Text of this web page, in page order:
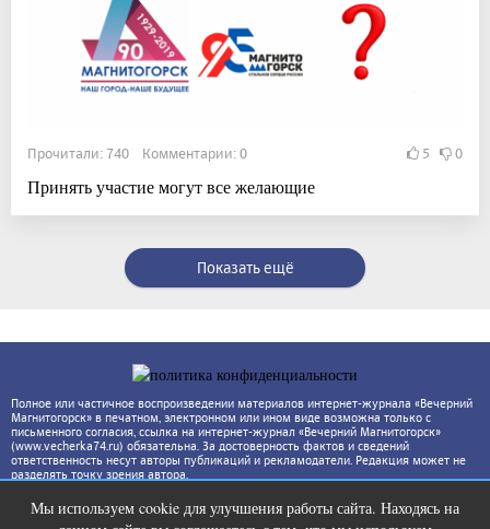
Прочитали: 740 Комментарии: 0 5 0
Принять участие могут все желающие
Показать ещё
Полное или частичное воспроизведении материалов интернет-журнала «Вечерний
Магнитогорск» в печатном, электронном или ином виде возможна только с
письменного согласия, ссылка на интернет-журнал «Вечерний Магнитогорск»
(www.vecherka74.ru) обязательна. За достоверность фактов и сведений
ответственность несут авторы публикаций и рекламодатели. Редакция может не
разделять точку зрения автора.
Мы используем cookie для улучшения работы сайта. Находясь на
Ролик из Омска: вы будете смеяться